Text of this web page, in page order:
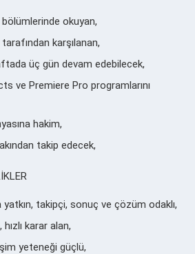
okuyan,
karşılanan,
üç gün devam edebilecek,
ve Premiere Pro programlarını
hakim,
takip edecek,
yatkın, takipçi, sonuç ve çözüm odaklı,
karar alan,
yeteneği güçlü,